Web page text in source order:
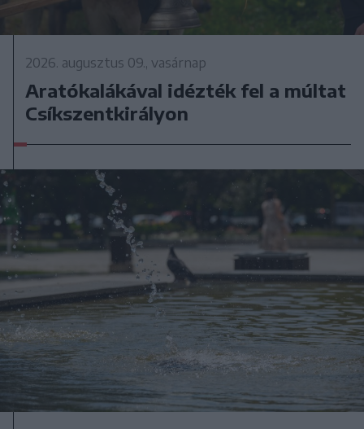
2026. augusztus 09., vasárnap
Aratókalákával idézték fel a múltat
Csíkszentkirályon